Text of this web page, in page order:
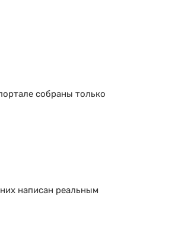
собраны только
написан реальным